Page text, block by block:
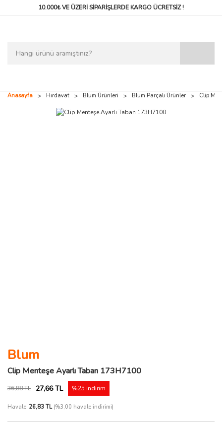
10.000₺ VE ÜZERİ SİPARİŞLERDEKARGO ÜCRETSİZ !
Anasayfa Hırdavat Blum Ürünleri Blum Parçalı Ürünler Clip
Blum
Clip Menteşe Ayarlı Taban 173H7100
36,88 TL 27,66 TL %25 indirim
Havale 26,83 TL(%3,00 havale indirimi)